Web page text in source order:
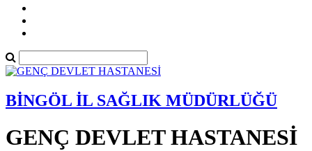
BİNGÖL İL SAĞLIK MÜDÜRLÜĞÜ
GENÇ DEVLET HASTANESİ